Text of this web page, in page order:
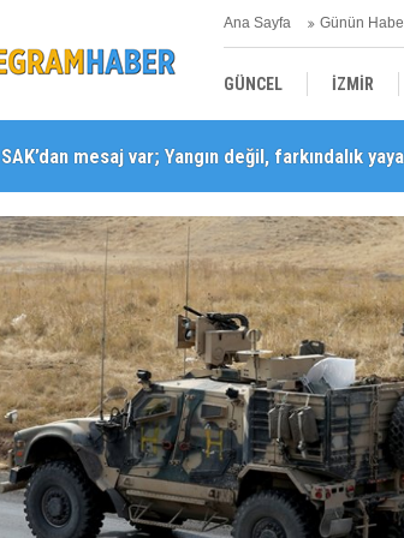
Ana Sayfa Günün
GÜNCEL İZMİR
YEREL SAĞLIK
SAK’dan mesaj var; Yangın değil, farkındalık
Karabağlar ‘da Gazeteci Barış Selçuk saygıyla